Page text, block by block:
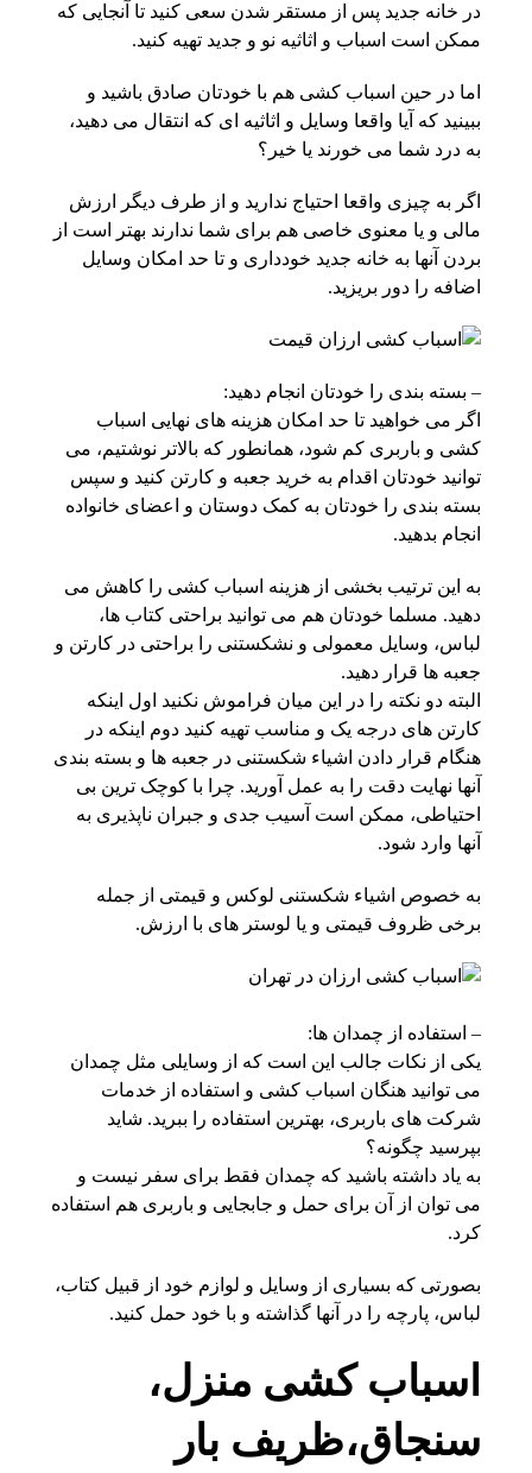
در خانه جدید پس از مستقر شدن سعی کنید تا آنجایی که
ممکن است اسباب و اثاثیه نو و جدید تهیه کنید.
اما در حین اسباب کشی هم با خودتان صادق باشید و
ببینید که آیا واقعا وسایل و اثاثیه ای که انتقال می دهید،
به درد شما می خورند یا خیر؟
اگر به چیزی واقعا احتیاج ندارید و از طرف دیگر ارزش
مالی و یا معنوی خاصی هم برای شما ندارند بهتر است از
بردن آنها به خانه جدید خودداری و تا حد امکان وسایل
اضافه را دور بریزید.
– بسته بندی را خودتان انجام دهید:
اگر می خواهید تا حد امکان هزینه های نهایی اسباب
کشی و باربری کم شود، همانطور که بالاتر نوشتیم، می
توانید خودتان اقدام به خرید جعبه و کارتن کنید و سپس
بسته بندی را خودتان به کمک دوستان و اعضای خانواده
انجام بدهید.
به این ترتیب بخشی از هزینه اسباب کشی را کاهش می
دهید. مسلما خودتان هم می توانید براحتی کتاب ها،
لباس، وسایل معمولی و نشکستنی را براحتی در کارتن و
جعبه ها قرار دهید.
البته دو نکته را در این میان فراموش نکنید اول اینکه
کارتن های درجه یک و مناسب تهیه کنید دوم اینکه در
هنگام قرار دادن اشیاء شکستنی در جعبه ها و بسته بندی
آنها نهایت دقت را به عمل آورید. چرا با کوچک ترین بی
احتیاطی، ممکن است آسیب جدی و جبران ناپذیری به
آنها وارد شود.
به خصوص اشیاء شکستنی لوکس و قیمتی از جمله
برخی ظروف قیمتی و یا لوستر های با ارزش.
– استفاده از چمدان ها:
یکی از نکات جالب این است که از وسایلی مثل چمدان
می توانید هنگان اسباب کشی و استفاده از خدمات
شرکت های باربری، بهترین استفاده را ببرید. شاید
بپرسید چگونه؟
به یاد داشته باشید که چمدان فقط برای سفر نیست و
می توان از آن برای حمل و جابجایی و باربری هم استفاده
کرد.
بصورتی که بسیاری از وسایل و لوازم خود از قبیل کتاب،
لباس، پارچه را در آنها گذاشته و با خود حمل کنید.
اسباب کشی منزل،
سنجاق،ظریف بار